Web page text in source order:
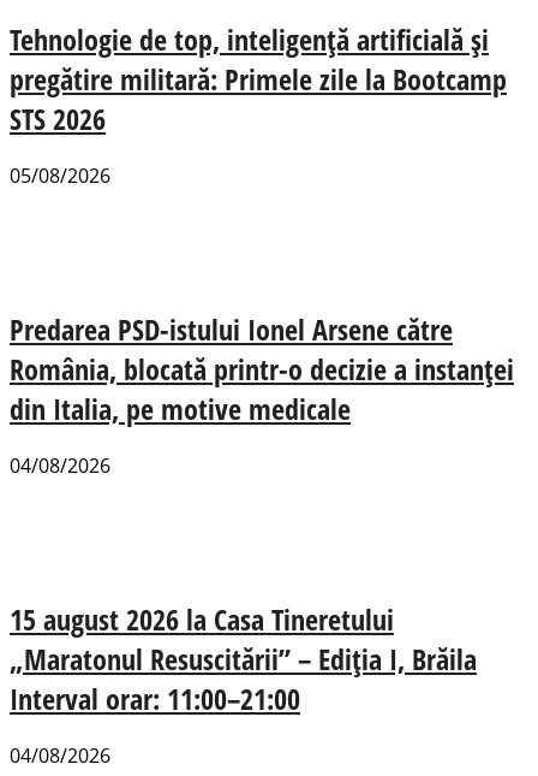
Tehnologie de top, inteligență artificială și
pregătire militară: Primele zile la Bootcamp
STS 2026
05/08/2026
Predarea PSD-istului Ionel Arsene către
România, blocată printr-o decizie a instanței
din Italia, pe motive medicale
04/08/2026
15 august 2026 la Casa Tineretului
„Maratonul Resuscitării” – Ediția I, Brăila
Interval orar: 11:00–21:00
04/08/2026